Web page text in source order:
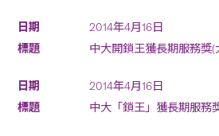
2014年4月16日
中大開鎖王獲長期服務獎(
2014年4月16日
中大「鎖王」獲長期服務